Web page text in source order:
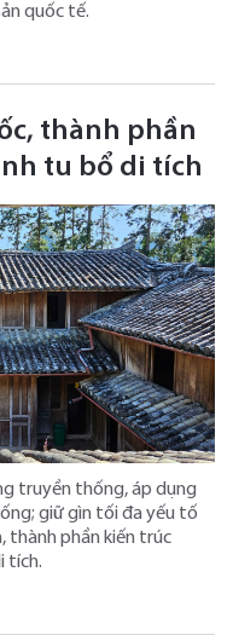
quốc tế.
thành phần
tu bổ di tích
truyền thống, áp dụng
giữ gìn tối đa yếu tố
thành phần kiến trúc
tích.